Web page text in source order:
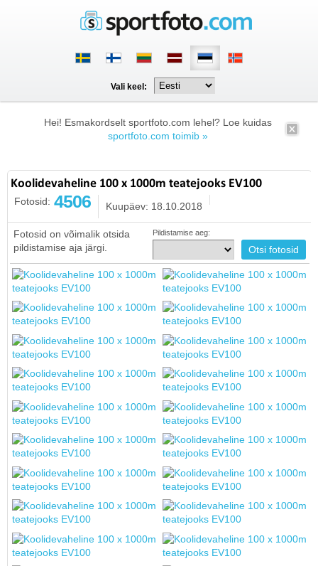
Vali keel:
Hei! Esmakordselt sportfoto.com lehel? Loe kuidas
sportfoto.com toimib »
Koolidevaheline 100 x 1000m teatejooks EV100
Fotosid: 4506 Kuupäev: 18.10.2018
Fotosid on võimalik otsida
pildistamise aja järgi.
Pildistamise aeg: